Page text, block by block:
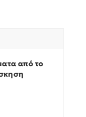
από το